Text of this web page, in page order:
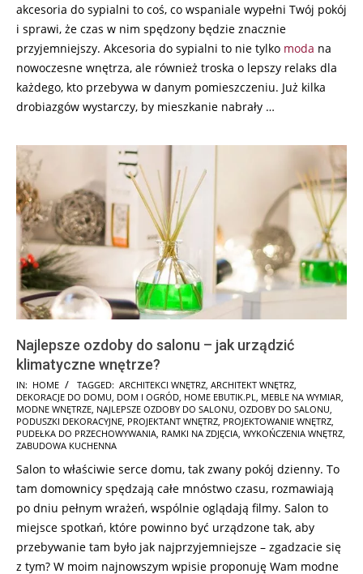
akcesoria do sypialni to coś, co wspaniale wypełni Twój pokój
i sprawi, że czas w nim spędzony będzie znacznie
przyjemniejszy. Akcesoria do sypialni to nie tylko moda na
nowoczesne wnętrza, ale również troska o lepszy relaks dla
każdego, kto przebywa w danym pomieszczeniu. Już kilka
drobiazgów wystarczy, by mieszkanie nabrały …
Najlepsze ozdoby do salonu – jak urządzić
klimatyczne wnętrze?
2024-
11-
05
IN: HOME TAGGED: ARCHITEKCI WNĘTRZ ARCHITEKT WNĘTRZ
DEKORACJE DO DOMU DOM I OGRÓD HOME EBUTIK.PL MEBLE NA WYMIAR
MODNE WNĘTRZE NAJLEPSZE OZDOBY DO SALONU OZDOBY DO SALONU
PODUSZKI DEKORACYJNE PROJEKTANT WNĘTRZ PROJEKTOWANIE WNĘTRZ
PUDEŁKA DO PRZECHOWYWANIA RAMKI NA ZDJĘCIA WYKOŃCZENIA WNĘTRZ
ZABUDOWA KUCHENNA
Salon to właściwie serce domu, tak zwany pokój dzienny. To
tam domownicy spędzają całe mnóstwo czasu, rozmawiają
po dniu pełnym wrażeń, wspólnie oglądają filmy. Salon to
miejsce spotkań, które powinno być urządzone tak, aby
przebywanie tam było jak najprzyjemniejsze – zgadzacie się
z tym? W moim najnowszym wpisie proponuję Wam modne